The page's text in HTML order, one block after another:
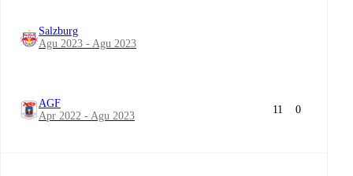
Salzburg
Agu 2023 - Agu 2023
AGF
Apr 2022 - Agu 2023
11 0